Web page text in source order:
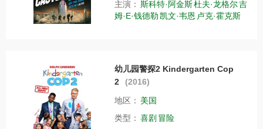
主演： 斯科特·阿金斯杜夫·龙格尔吉
姆·E·钱德勒凯文·韦恩 卢克·霍克斯
幼儿园警探2 Kindergarten Cop
2
(2016)
地区： 美国
类型： 喜剧 冒险